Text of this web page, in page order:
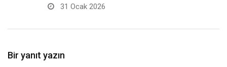
31 Ocak 2026
Bir yanıt yazın